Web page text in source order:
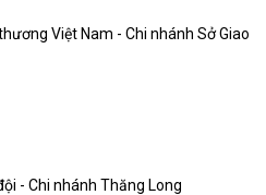
Việt Nam - Chi nhánh Sở Giao
- Chi nhánh Thăng Long